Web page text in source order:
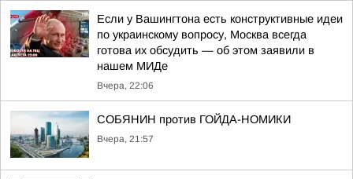
Если у Вашингтона есть конструктивные идеи
по украинскому вопросу, Москва всегда
готова их обсудить — об этом заявили в
нашем МИДе
Вчера, 22:06
СОБЯНИН против ГОЙДА-НОМИКИ
Вчера, 21:57